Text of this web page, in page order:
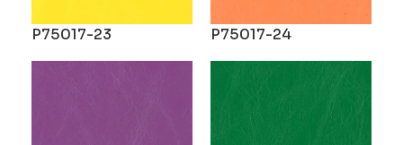
P75017-23 P75017-24